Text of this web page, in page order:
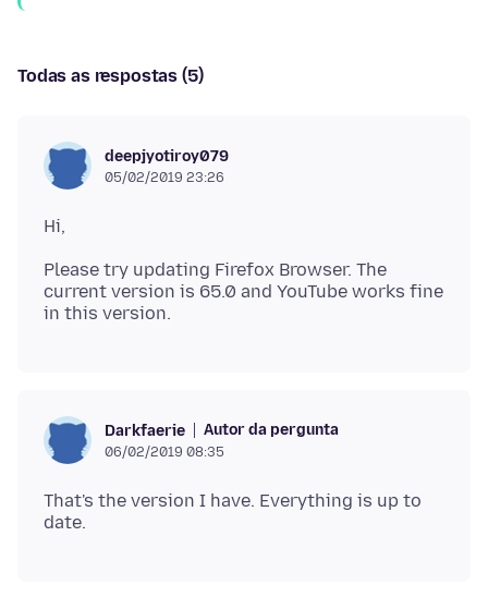
Todas as respostas (5)
deepjyotiroy079
05/02/2019 23:26
Please try updating Firefox Browser. The
current version is 65.0 and YouTube works fine
Darkfaerie Autor da pergunta
06/02/2019 08:35
That's the version I have. Everything is up to